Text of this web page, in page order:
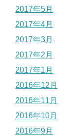
2017年5月
2017年4月
2017年3月
2017年2月
2017年1月
2016年12月
2016年11月
2016年10月
2016年9月